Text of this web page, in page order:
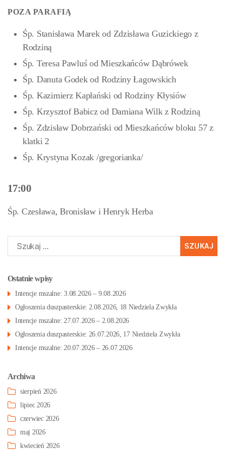
POZA PARAFIĄ
Śp. Stanisława Marek od Zdzisława Guzickiego z
Rodziną
Śp. Teresa Pawluś od Mieszkańców Dąbrówek
Śp. Danuta Godek od Rodziny Łagowskich
Śp. Kazimierz Kapłański od Rodziny Kłysiów
Śp. Krzysztof Babicz od Damiana Wilk z Rodziną
Śp. Zdzisław Dobrzański od Mieszkańców bloku 57 z
klatki 2
Śp. Krystyna Kozak /gregorianka/
17:00
Śp. Czesława, Bronisław i Henryk Herba
Szukaj:
Ostatnie wpisy
Intencje mszalne: 3.08.2026 – 9.08.2026
Ogłoszenia duszpasterskie: 2.08.2026, 18 Niedziela Zwykła
Intencje mszalne: 27.07.2026 – 2.08.2026
Ogłoszenia duszpasterskie: 26.07.2026, 17 Niedziela Zwykła
Intencje mszalne: 20.07.2026 – 26.07.2026
Archiwa
sierpień 2026
lipiec 2026
czerwiec 2026
maj 2026
kwiecień 2026